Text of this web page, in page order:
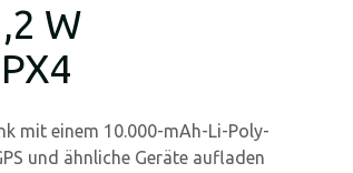
W
mit einem 10.000-mAh-Li-Poly-
und ähnliche Geräte aufladen